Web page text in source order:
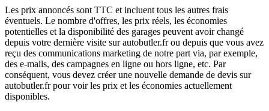
Les prix annoncés sont TTC et incluent tous les autres frais
éventuels. Le nombre d'offres, les prix réels, les économies
potentielles et la disponibilité des garages peuvent avoir changé
depuis votre dernière visite sur autobutler.fr ou depuis que vous avez
reçu des communications marketing de notre part via, par exemple,
des e-mails, des campagnes en ligne ou hors ligne, etc. Par
conséquent, vous devez créer une nouvelle demande de devis sur
autobutler.fr pour voir les prix et les économies actuellement
disponibles.